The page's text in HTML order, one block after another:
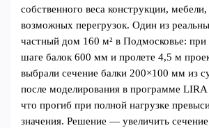
собственного веса конструкции,
возможных перегрузок. Один из
частный дом 160 м² в Подмосковье: при
шаге балок 600 мм и пролете 4,5 м
выбрали сечение балки 200×100 мм из
после моделирования в программе LIRA
что прогиб при полной нагрузке
значения. Решение — увеличить